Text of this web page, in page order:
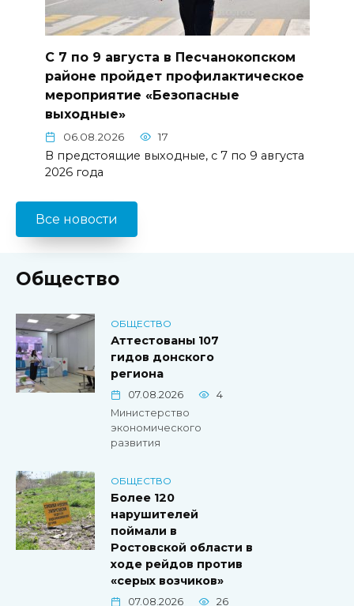
С 7 по 9 августа в Песчанокопском
районе пройдет профилактическое
мероприятие «Безопасные
выходные»
06.08.2026 17
В предстоящие выходные, с 7 по 9 августа
2026 года
Все новости
Общество
ОБЩЕСТВО
Аттестованы 107
гидов донского
региона
07.08.2026
4
Министерство
экономического
развития
ОБЩЕСТВО
Более 120
нарушителей
поймали в
Ростовской области в
ходе рейдов против
«серых возчиков»
07.08.2026
26